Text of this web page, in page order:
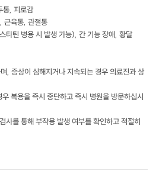
통, 피로감
근육통, 관절통
타틴 병용 시 발생 가능), 간 기능 장애, 황달
, 증상이 심해지거나 지속되는 경우 의료진과 상
복용을 즉시 중단하고 즉시 병원을 방문하십시
사를 통해 부작용 발생 여부를 확인하고 적절히